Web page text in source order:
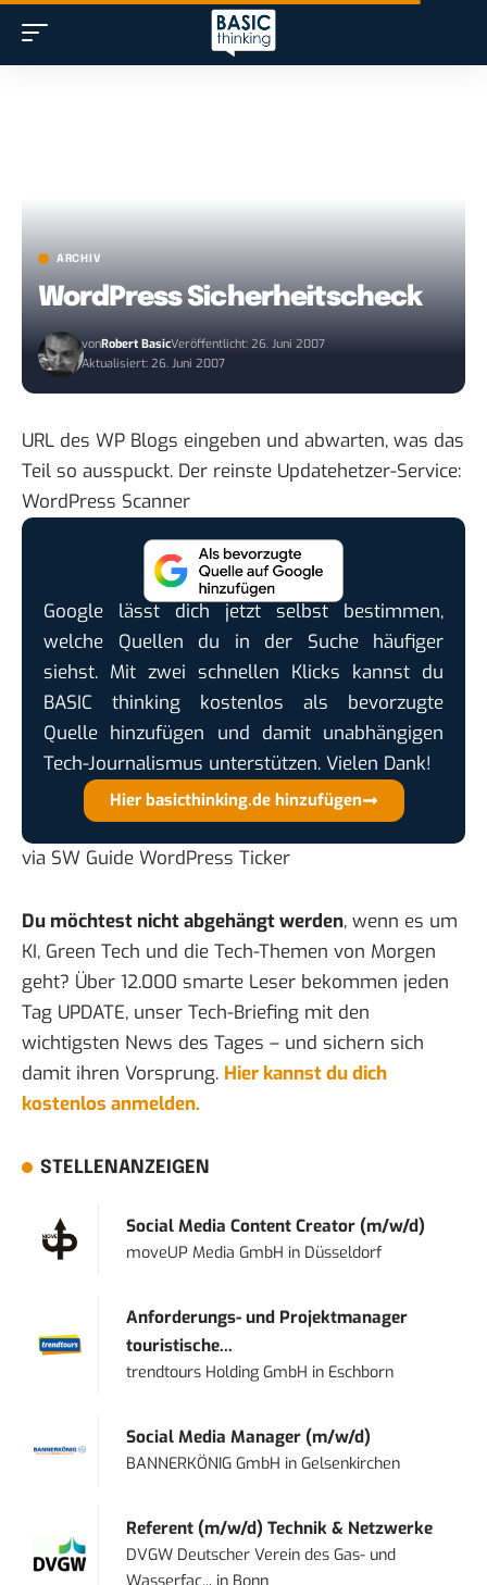
ARCHIV
WordPress Sicherheitscheck
vonRobert BasicVeröffentlicht: 26. Juni 2007
Aktualisiert: 26. Juni 2007
URL des WP Blogs eingeben und abwarten, was das
Teil so ausspuckt. Der reinste Updatehetzer-Service:
WordPress Scanner
Google lässt dich jetzt selbst bestimmen,
welche Quellen du in der Suche häufiger
siehst. Mit zwei schnellen Klicks kannst du
BASIC thinking kostenlos als bevorzugte
Quelle hinzufügen und damit unabhängigen
Tech-Journalismus unterstützen. Vielen Dank!
Hier basicthinking.de hinzufügen
via SW Guide WordPress Ticker
Du möchtest nicht abgehängt werden, wenn es um
KI, Green Tech und die Tech-Themen von Morgen
geht? Über 12.000 smarte Leser bekommen jeden
Tag UPDATE, unser Tech-Briefing mit den
wichtigsten News des Tages – und sichern sich
damit ihren Vorsprung. Hier kannst du dich
kostenlos anmelden.
STELLENANZEIGEN
Social Media Content Creator (m/w/d)
moveUP Media GmbH in Düsseldorf
Anforderungs- und Projektmanager
touristische...
trendtours Holding GmbH in Eschborn
Social Media Manager (m/w/d)
BANNERKÖNIG GmbH inGelsenkirchen
Referent (m/w/d) Technik & Netzwerke
DVGW Deutscher Verein des Gas- und